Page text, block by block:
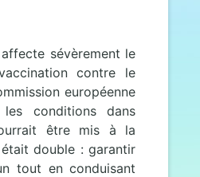
sévèrement le
contre le
européenne
conditions dans
être mis à la
double : garantir
tout en conduisant